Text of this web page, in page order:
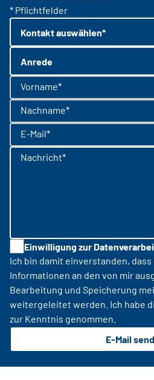
* Pflichtfelder
Kontakt auswählen*
Anrede
Vorname*
Nachname*
E-Mail*
Nachricht*
Einwilligung zur
Ich bin damit einverstanden,
Informationen an den von mir
Bearbeitung und Speicherung
weitergeleitet werden. Ich habe
zur Kenntnis genommen.
E-Mail